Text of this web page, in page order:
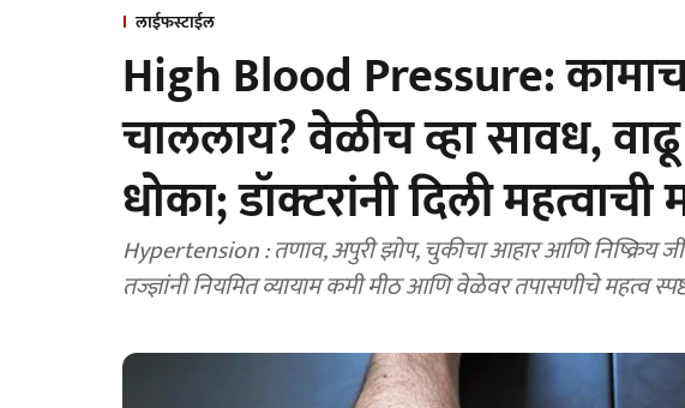
लाईफस्टाईल
High Blood Pressure:
चाललाय? वेळीच व्हा सावध,
धोका; डॉक्टरांनी दिली महत्वाची
Hypertension : तणाव, अपुरी झोप, चुकीचा आहार आणि निष्क्रिय
तज्ज्ञांनी नियमित व्यायाम कमी मीठ आणि वेळेवर तपासणीचे महत्व